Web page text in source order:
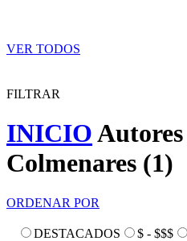
VER TODOS
FILTRAR
INICIOAutores
Colmenares (1)
ORDENAR POR
DESTACADOS $ - $$$